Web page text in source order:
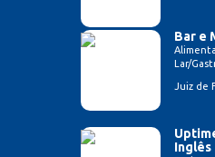
Bar e
Lar/
Juiz de
Inglês